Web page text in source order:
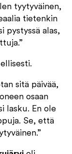
tyytyväinen,
tietenkin
pystyssä alas,
sitä päivää,
osaan
lasku. En ole
Se, että